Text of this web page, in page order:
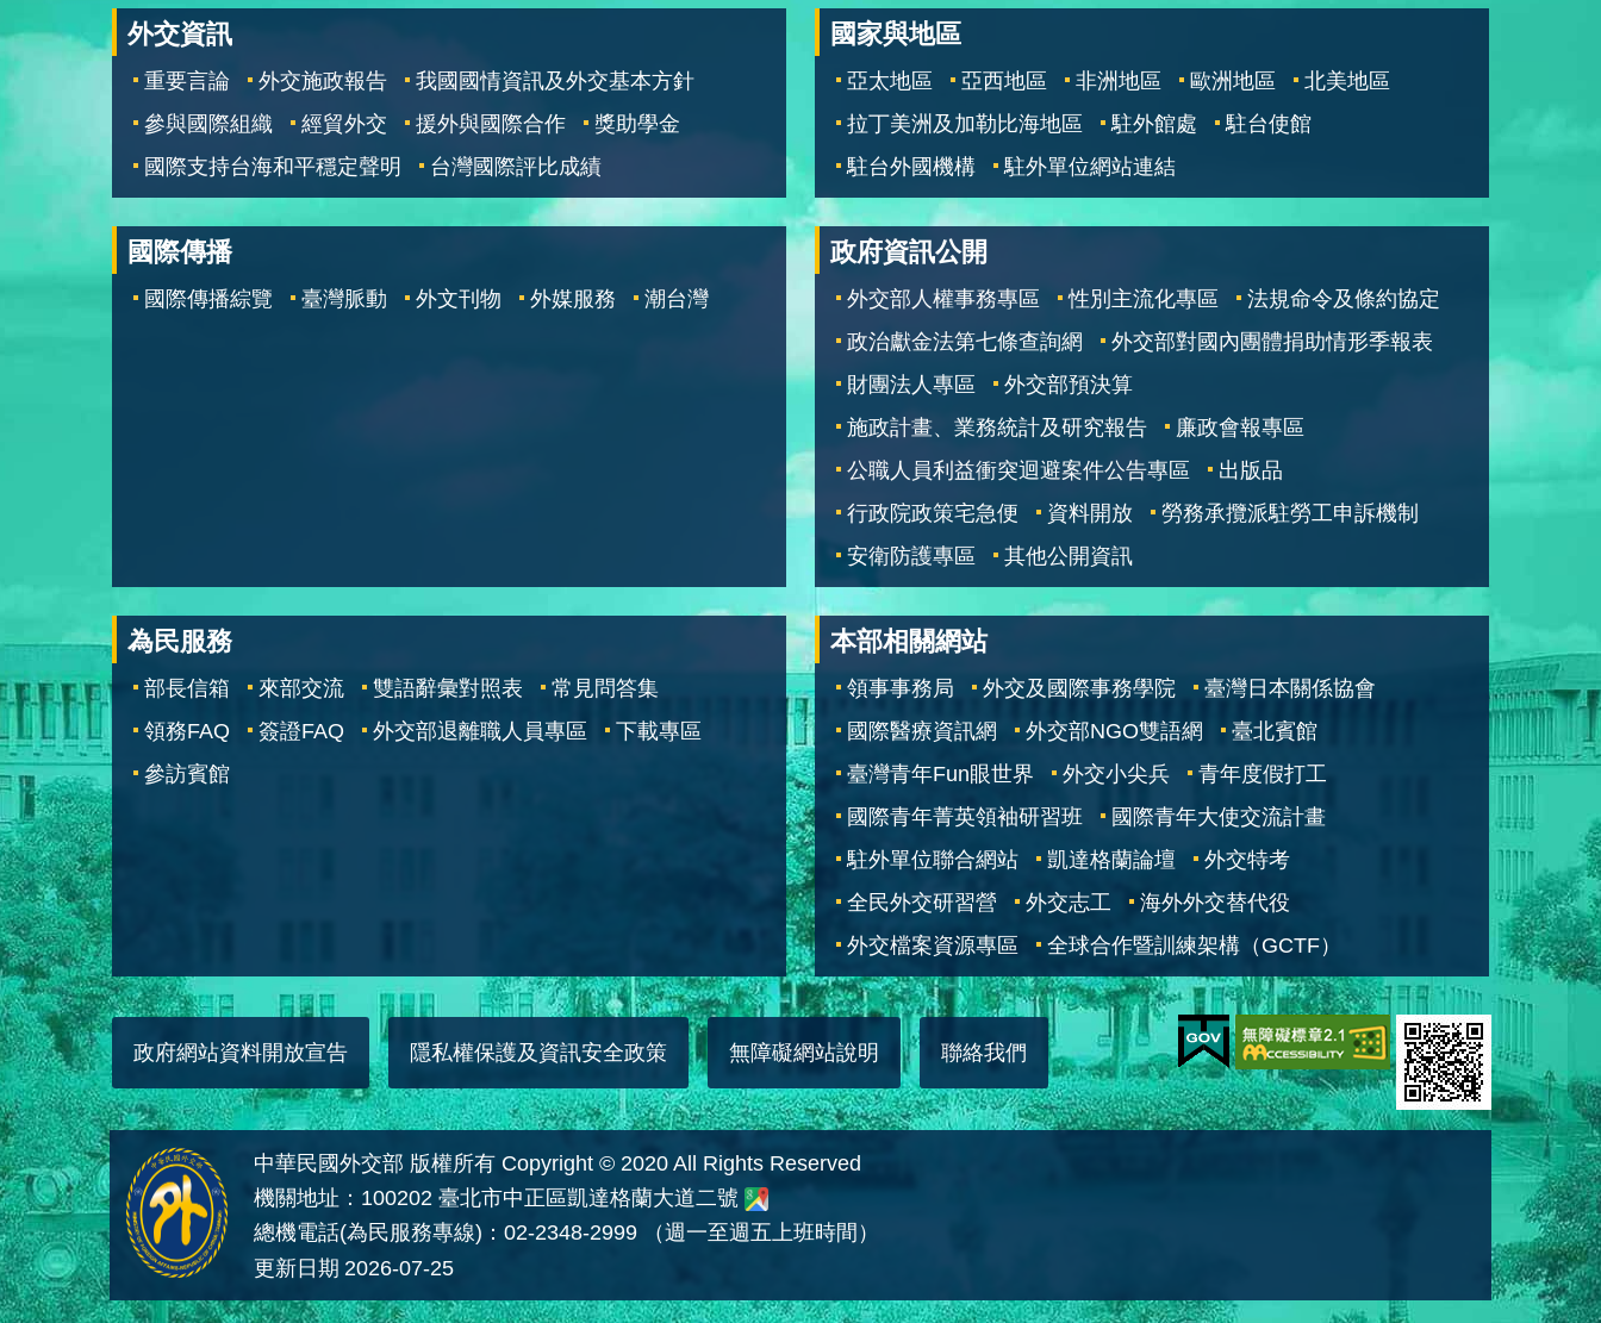
外交資訊
重要言論 外交施政報告
我國國情資訊及外交基本方針
參與國際組織
經貿外交 援外與國際合作
獎助學金
國際支持台海和平穩定聲明
台灣國際評比成績
國家與地區
亞太地區 亞西地區 非洲地區 歐洲地區
北美地區
拉丁美洲及加勒比海地區
駐外館處
駐台使館
駐台外國機構
駐外單位網站連結
國際傳播
國際傳播綜覽 臺灣脈動 外文刊物 外媒服務 潮台灣
政府資訊公開
外交部人權事務專區 性別主流化專區
法規命令及條約協定
政治獻金法第七條查詢網
外交部對國內團體捐助情形季報表
財團法人專區
外交部預決算
施政計畫、業務統計及研究報告
廉政會報專區
公職人員利益衝突迴避案件公告專區
出版品
行政院政策宅急便
資料開放
勞務承攬派駐勞工申訴機制
安衛防護專區
其他公開資訊
為民服務
部長信箱 來部交流 雙語辭彙對照表
常見問答集
領務FAQ
簽證FAQ 外交部退離職人員專區
下載專區
參訪賓館
本部相關網站
領事事務局 外交及國際事務學院
臺灣日本關係協會
國際醫療資訊網
外交部NGO雙語網
臺北賓館
臺灣青年Fun眼世界
外交小尖兵
青年度假打工
國際青年菁英領袖研習班
國際青年大使交流計畫
駐外單位聯合網站
凱達格蘭論壇
外交特考
全民外交研習營
外交志工
海外外交替代役
外交檔案資源專區
全球合作暨訓練架構（GCTF）
政府網站資料開放宣告 隱私權保護及資訊安全政策 無障礙網站說明 聯絡我們
中華民國外交部 版權所有 Copyright © 2020 All Rights Reserved
機關地址：100202 臺北市中正區凱達格蘭大道二號
總機電話(為民服務專線)：02-2348-2999 （週一至週五上班時間）
更新日期 2026-07-25